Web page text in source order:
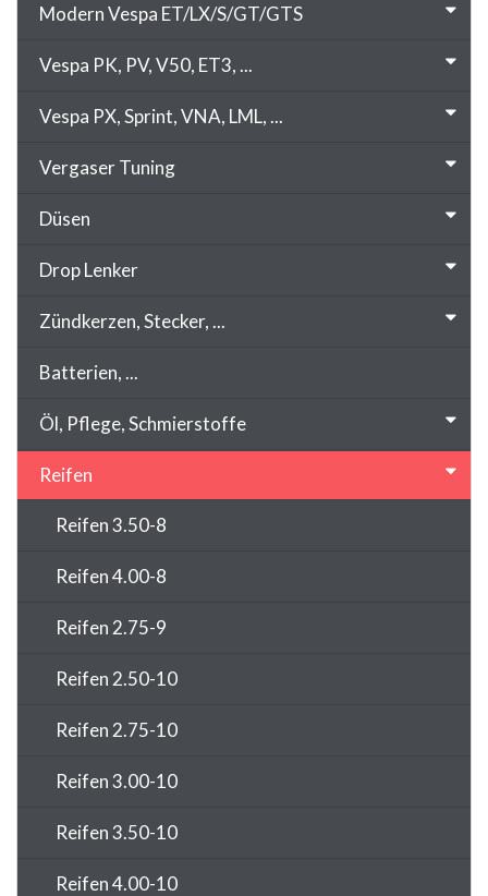
Modern Vespa ET/LX/S/GT/GTS
Vespa PK, PV, V50, ET3, ...
Vespa PX, Sprint, VNA, LML, ...
Vergaser Tuning
Düsen
Drop Lenker
Zündkerzen, Stecker, ...
Batterien, ...
Öl, Pflege, Schmierstoffe
Reifen
Reifen 3.50-8
Reifen 4.00-8
Reifen 2.75-9
Reifen 2.50-10
Reifen 2.75-10
Reifen 3.00-10
Reifen 3.50-10
Reifen 4.00-10